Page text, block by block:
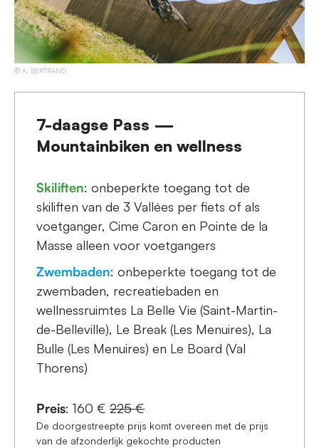
A. BERTRAND
7-daagse Pass —
Mountainbiken en wellness
Skiliften: onbeperkte toegang tot de
skiliften van de 3 Vallées per fiets of als
voetganger, Cime Caron en Pointe de la
Masse alleen voor voetgangers
Zwembaden: onbeperkte toegang tot de
zwembaden, recreatiebaden en
wellnessruimtes La Belle Vie (Saint-Martin-
de-Belleville), Le Break (Les Menuires), La
Bulle (Les Menuires) en Le Board (Val
Thorens)
Preis: 160 € 225 €
De doorgestreepte prijs komt overeen met de prijs
van de afzonderlijk gekochte producten